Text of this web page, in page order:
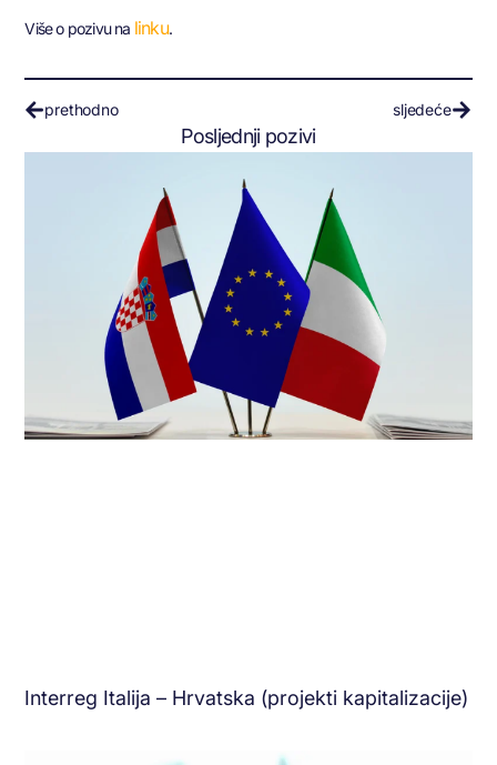
Više o pozivu na linku.
prethodno sljedeće
Posljednji pozivi
Interreg Italija – Hrvatska (projekti kapitalizacije)